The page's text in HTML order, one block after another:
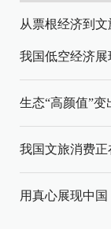
我国低空经济
生态“高颜值”变
我国文旅消费正
用真心展现中